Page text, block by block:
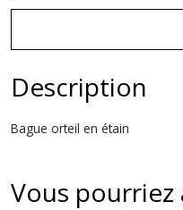
Description
Bague orteil en étain
Vous pourriez